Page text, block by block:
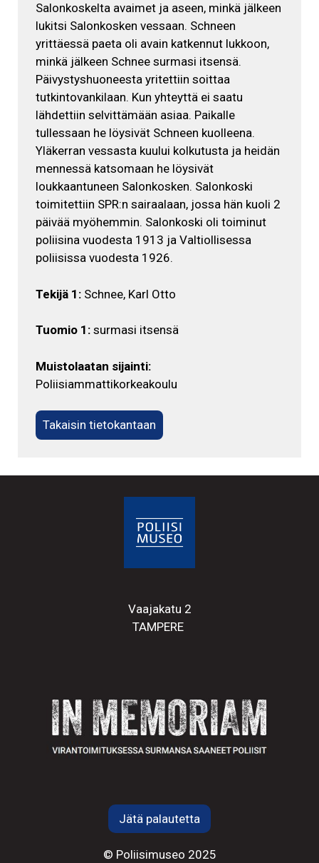
Salonkoskelta avaimet ja aseen, minkä jälkeen
lukitsi Salonkosken vessaan. Schneen
yrittäessä paeta oli avain katkennut lukkoon,
minkä jälkeen Schnee surmasi itsensä.
Päivystyshuoneesta yritettiin soittaa
tutkintovankilaan. Kun yhteyttä ei saatu
lähdettiin selvittämään asiaa. Paikalle
tullessaan he löysivät Schneen kuolleena.
Yläkerran vessasta kuului kolkutusta ja heidän
mennessä katsomaan he löysivät
loukkaantuneen Salonkosken. Salonkoski
toimitettiin SPR:n sairaalaan, jossa hän kuoli 2
päivää myöhemmin. Salonkoski oli toiminut
poliisina vuodesta 1913 ja Valtiollisessa
poliisissa vuodesta 1926.
Tekijä 1: Schnee, Karl Otto
Tuomio 1: surmasi itsensä
Muistolaatan sijainti:
Poliisiammattikorkeakoulu
Takaisin tietokantaan
Vaajakatu 2
TAMPERE
Jätä palautetta
© Poliisimuseo 2025